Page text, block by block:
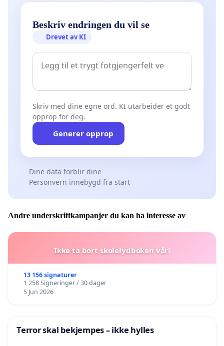
Beskriv endringen du vil se
Drevet av KI
Skriv med dine egne ord. KI utarbeider et godt
opprop for deg.
Generer opprop
Dine data forblir dine
Personvern innebygd fra start
Andre underskriftkampanjer du kan ha interesse av
Ikke ta bort skolelydboken vår!
13 156 signaturer
1 258 Signeringer / 30 dager
5 Jun 2026
Terror skal bekjempes – ikke hylles